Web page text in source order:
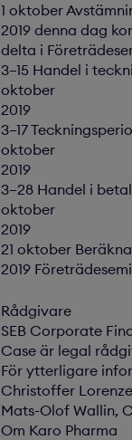
1 oktober
2019 denna dag
delta i
3–15 Handel i
oktober
2019
3–17
oktober
2019
3–28 Handel i
oktober
2019
21 oktober
2019
Rådgivare
SEB Corporate
Case är legal
För ytterligare
Christoffer
Mats-Olof Wallin,
Om Karo Pharma